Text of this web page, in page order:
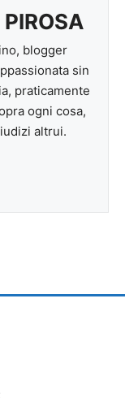
blogger
sin
praticamente
ogni cosa,
altrui.